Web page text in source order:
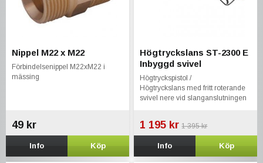
Nippel M22 x M22
Förbindelsenippel M22xM22 i
mässing
49 kr
Info Köp
Högtryckslans ST-2300 E
Inbyggd svivel
Högtryckspistol /
Högtryckslans med fritt roterande
svivel nere vid slanganslutningen
1 195 kr 1 395 kr
Info Köp